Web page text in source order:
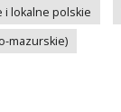
i lokalne polskie
mazurskie)